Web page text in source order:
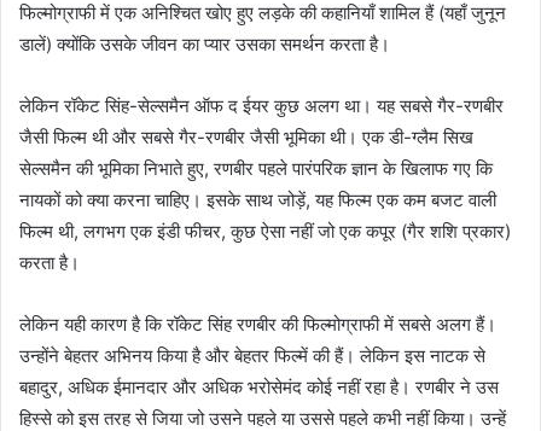
फिल्मोग्राफी में एक अनिश्चित खोए हुए लड़के की कहानियाँ शामिल हैं (यहाँ जुनून
डालें) क्योंकि उसके जीवन का प्यार उसका समर्थन करता है।
लेकिन रॉकेट सिंह-सेल्समैन ऑफ द ईयर कुछ अलग था। यह सबसे गैर-रणबीर
जैसी फिल्म थी और सबसे गैर-रणबीर जैसी भूमिका थी। एक डी-ग्लैम सिख
सेल्समैन की भूमिका निभाते हुए, रणबीर पहले पारंपरिक ज्ञान के खिलाफ गए कि
नायकों को क्या करना चाहिए। इसके साथ जोड़ें, यह फिल्म एक कम बजट वाली
फिल्म थी, लगभग एक इंडी फीचर, कुछ ऐसा नहीं जो एक कपूर (गैर शशि प्रकार)
करता है।
लेकिन यही कारण है कि रॉकेट सिंह रणबीर की फिल्मोग्राफी में सबसे अलग हैं।
उन्होंने बेहतर अभिनय किया है और बेहतर फिल्में की हैं। लेकिन इस नाटक से
बहादुर, अधिक ईमानदार और अधिक भरोसेमंद कोई नहीं रहा है। रणबीर ने उस
हिस्से को इस तरह से जिया जो उसने पहले या उससे पहले कभी नहीं किया। उन्हें